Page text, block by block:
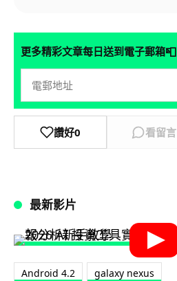
更多精彩文章每日送到電子郵箱📮
讚好0 看留言
最新影片
Android 4.2 galaxy nexus